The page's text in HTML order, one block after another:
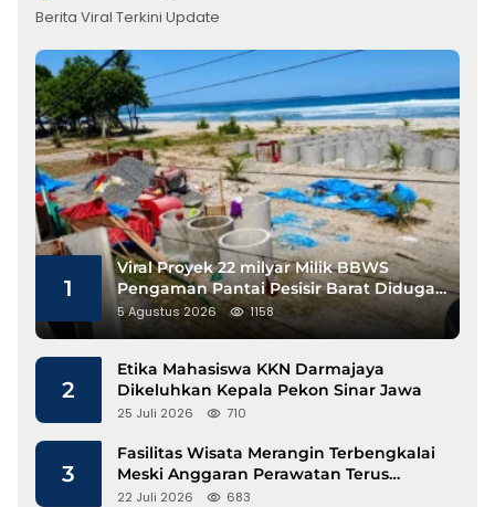
Berita Viral Terkini Update
1
Viral Proyek 22 milyar Milik BBWS
Pengaman Pantai Pesisir Barat Diduga
Gunakan Besi Banci
5 Agustus 2026 1158
2
Etika Mahasiswa KKN Darmajaya
Dikeluhkan Kepala Pekon Sinar Jawa
25 Juli 2026 710
3
Fasilitas Wisata Merangin Terbengkalai
Meski Anggaran Perawatan Terus
Mengalir
22 Juli 2026 683